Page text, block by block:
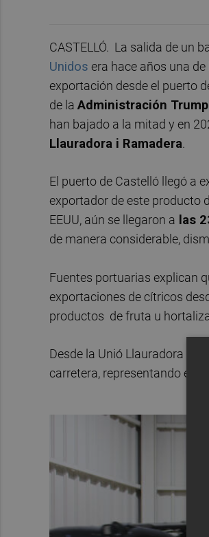
CASTELLÓ. La salida de un
Unidos era hace años una
exportación desde el puerto
de la Administración Trump
han bajado a la mitad y en
Llauradora i Ramadera.
El puerto de Castelló llegó a
exportador de este producto
EEUU, aún se llegaron a las
de manera considerable,
Fuentes portuarias explican
exportaciones de cítricos
productos de fruta u
Desde la Unió Llauradora han
carretera, representando el